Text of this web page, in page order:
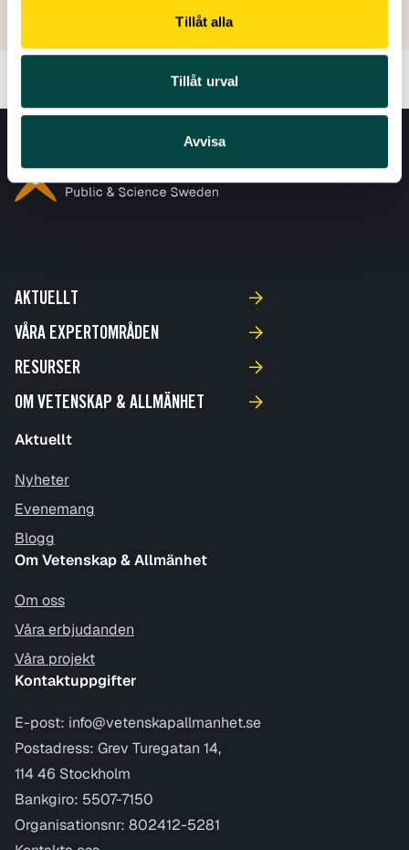
Tillåt alla
Tillåt urval
Avvisa
AKTUELLT
VÅRA EXPERTOMRÅDEN
RESURSER
OM VETENSKAP & ALLMÄNHET
Aktuellt
Nyheter
Evenemang
Blogg
Om Vetenskap & Allmänhet
Om oss
Våra erbjudanden
Våra projekt
Kontaktuppgifter
E-post: info@vetenskapallmanhet.se
Postadress: Grev Turegatan 14,
114 46 Stockholm
Bankgiro: 5507-7150
Organisationsnr: 802412-5281